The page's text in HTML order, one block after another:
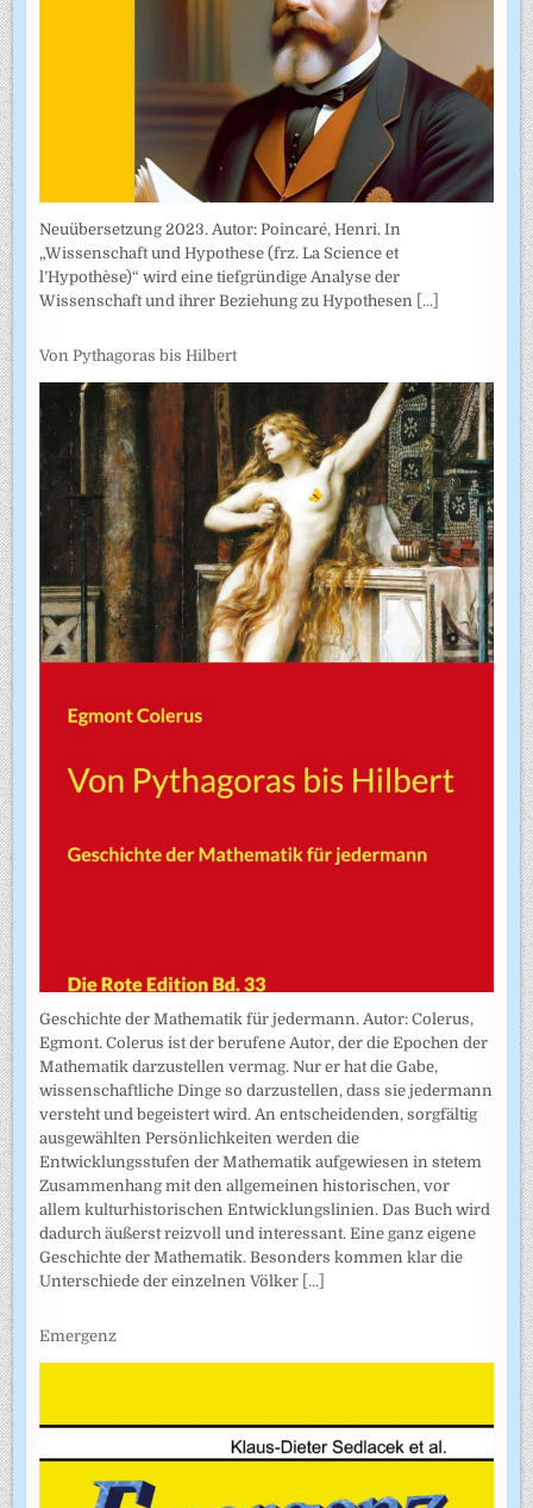
Neuübersetzung 2023. Autor: Poincaré, Henri. In
„Wissenschaft und Hypothese (frz. La Science et
l’Hypothèse)“ wird eine tiefgründige Analyse der
Wissenschaft und ihrer Beziehung zu Hypothesen [...]
Von Pythagoras bis Hilbert
Geschichte der Mathematik für jedermann. Autor: Colerus,
Egmont. Colerus ist der berufene Autor, der die Epochen der
Mathematik darzustellen vermag. Nur er hat die Gabe,
wissenschaftliche Dinge so darzustellen, dass sie jedermann
versteht und begeistert wird. An entscheidenden, sorgfältig
ausgewählten Persönlichkeiten werden die
Entwicklungsstufen der Mathematik aufgewiesen in stetem
Zusammenhang mit den allgemeinen historischen, vor
allem kulturhistorischen Entwicklungslinien. Das Buch wird
dadurch äußerst reizvoll und interessant. Eine ganz eigene
Geschichte der Mathematik. Besonders kommen klar die
Unterschiede der einzelnen Völker [...]
Emergenz